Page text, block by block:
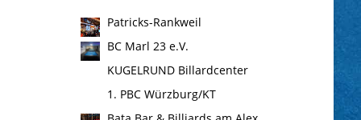
Patricks-Rankweil
BC Marl 23 e.V.
KUGELRUND Billardcenter
1. PBC Würzburg/KT